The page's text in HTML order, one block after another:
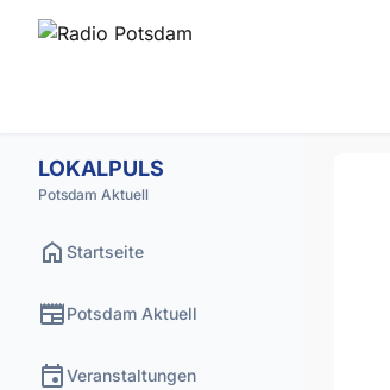
LOKALPULS
Potsdam Aktuell
home Startseite
newspaperPotsdam Aktuell
eventVeranstaltungen